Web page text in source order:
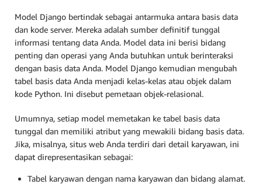
Model Django bertindak sebagai antarmuka antara basis data
dan kode server. Mereka adalah sumber definitif tunggal
informasi tentang data Anda. Model data ini berisi bidang
penting dan operasi yang Anda butuhkan untuk berinteraksi
dengan basis data Anda. Model Django kemudian mengubah
tabel basis data Anda menjadi kelas-kelas atau objek dalam
kode Python. Ini disebut pemetaan objek-relasional.
Umumnya, setiap model memetakan ke tabel basis data
tunggal dan memiliki atribut yang mewakili bidang basis data.
Jika, misalnya, situs web Anda terdiri dari detail karyawan, ini
dapat direpresentasikan sebagai:
Tabel karyawan dengan nama karyawan dan bidang alamat.